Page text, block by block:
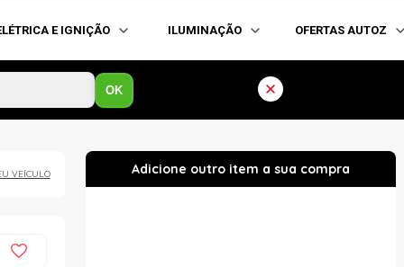
E IGNIÇÃO ILUMINAÇÃO OFERTAS AUTOZ
OK
VEÍCULO